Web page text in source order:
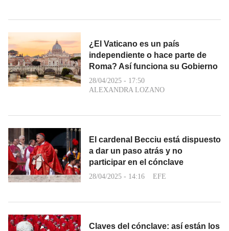
¿El Vaticano es un país
independiente o hace parte de
Roma? Así funciona su Gobierno
28/04/2025 - 17:50
ALEXANDRA LOZANO
El cardenal Becciu está dispuesto
a dar un paso atrás y no
participar en el cónclave
28/04/2025 - 14:16 EFE
Claves del cónclave: así están los